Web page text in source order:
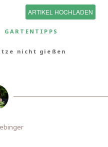
ARTIKEL HOCHLADEN
GARTENTIPPS
nicht gießen